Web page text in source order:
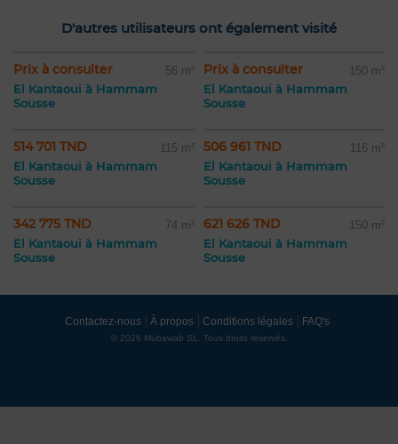
D'autres utilisateurs ont également visité
Prix à consulter 56 m²
El Kantaoui à Hammam
Sousse
Prix à consulter 150 m²
El Kantaoui à Hammam
Sousse
514 701 TND 115 m²
El Kantaoui à Hammam
Sousse
506 961 TND 116 m²
El Kantaoui à Hammam
Sousse
342 775 TND 74 m²
El Kantaoui à Hammam
Sousse
621 626 TND 150 m²
El Kantaoui à Hammam
Sousse
Contactez-nous À propos Conditions légales FAQ's
© 2026 Mubawab SL. Tous droits réservés.